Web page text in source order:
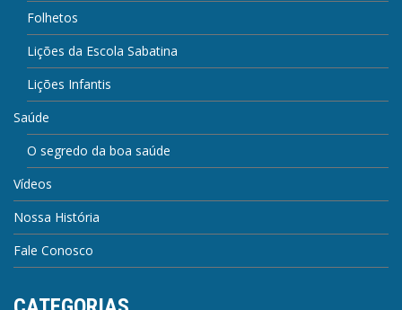
Folhetos
Lições da Escola Sabatina
Lições Infantis
Saúde
O segredo da boa saúde
Vídeos
Nossa História
Fale Conosco